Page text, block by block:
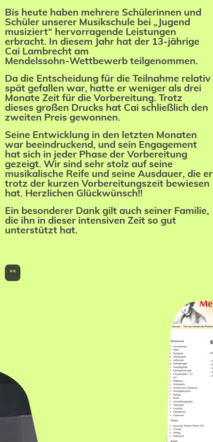
Bis heute haben mehrere Schülerinnen und
Schüler unserer Musikschule bei „Jugend
musiziert“ hervorragende Leistungen
erbracht.
In diesem Jahr hat der 13-jährige
Cai Lambrecht am
Mendelssohn‑Wettbewerb teilgenommen.
Da die Entscheidung für die Teilnahme relativ
spät gefallen war, hatte er weniger als drei
Monate Zeit für die Vorbereitung. Trotz
dieses großen Drucks hat Cai schließlich den
zweiten Preis gewonnen.
Seine Entwicklung in den letzten Monaten
war beeindruckend, und sein Engagement
hat sich in jeder Phase der Vorbereitung
gezeigt. Wir sind sehr stolz auf seine
musikalische Reife und seine Ausdauer, die er
trotz der kurzen Vorbereitungszeit bewiesen
hat. Herzlichen Glückwünsch!!
Ein besonderer Dank gilt auch seiner Familie,
die ihn in dieser intensiven Zeit so gut
unterstützt hat.
**